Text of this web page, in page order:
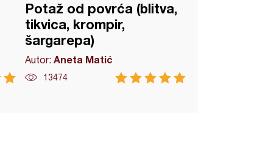
Potaž od povrća (blitva,
tikvica, krompir,
šargarepa)
Autor:Aneta Matić
13474